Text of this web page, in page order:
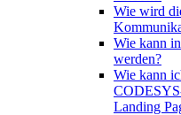
Wie wird
Wie kann
werden?
Wie kann
Landing